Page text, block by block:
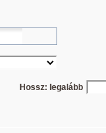
Hossz: legalább